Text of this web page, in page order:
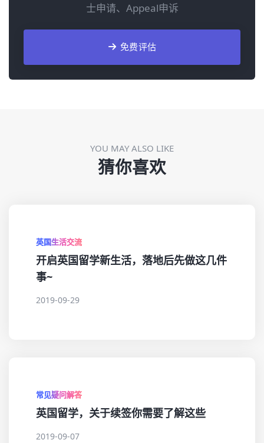
士申请、Appeal申诉
免费评估
YOU MAY ALSO LIKE
猜你喜欢
英国生活交流
开启英国留学新生活，落地后先做这几件
事~
2019-09-29
常见疑问解答
英国留学，关于续签你需要了解这些
2019-09-07